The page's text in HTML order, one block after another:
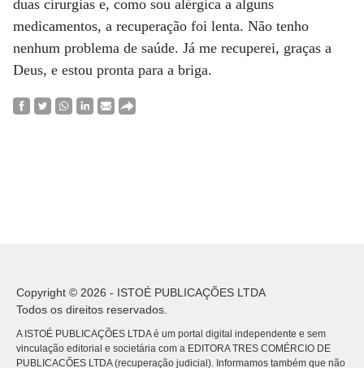
duas cirurgias e, como sou alérgica a alguns
medicamentos, a recuperação foi lenta. Não tenho
nenhum problema de saúde. Já me recuperei, graças a
Deus, e estou pronta para a briga.
Copyright © 2026 - ISTOÉ PUBLICAÇÕES LTDA
Todos os direitos reservados.
A ISTOÉ PUBLICAÇÕES LTDA é um portal digital independente e sem
vinculação editorial e societária com a EDITORA TRES COMÉRCIO DE
PUBLICACÕES LTDA (recuperação judicial). Informamos também que não